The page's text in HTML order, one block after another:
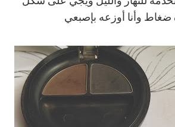
وأنا أوزعه بإصبعي